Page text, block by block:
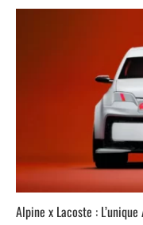
Alpine x Lacoste :